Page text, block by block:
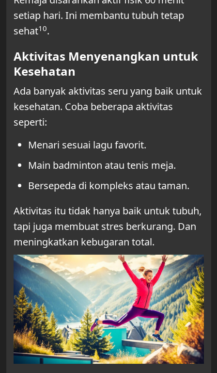
setiap hari. Ini membantu tubuh tetap
sehat10.
Aktivitas Menyenangkan untuk
Kesehatan
Ada banyak aktivitas seru yang baik untuk
kesehatan. Coba beberapa aktivitas
seperti:
Menari sesuai lagu favorit.
Main badminton atau tenis meja.
Bersepeda di kompleks atau taman.
Aktivitas itu tidak hanya baik untuk tubuh,
tapi juga membuat stres berkurang. Dan
meningkatkan kebugaran total.